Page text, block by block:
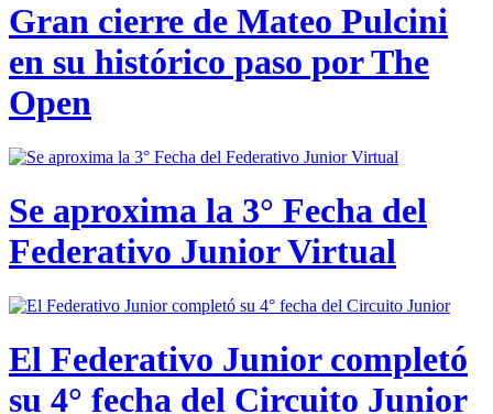
Gran cierre de Mateo Pulcini
en su histórico paso por The
Open
Se aproxima la 3° Fecha del
Federativo Junior Virtual
El Federativo Junior completó
su 4° fecha del Circuito Junior